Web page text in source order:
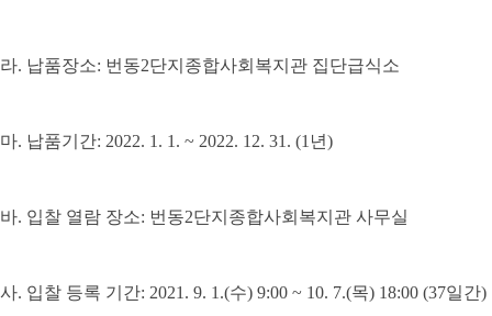
라. 납품장소: 번동2단지종합사회복지관 집단급식소
마. 납품기간: 2022. 1. 1. ~ 2022. 12. 31. (1 년)
바. 입찰 열람 장소: 번동2단지종합사회복지관 사무실
사. 입찰 등록 기간: 2021. 9. 1.(수) 9:00 ~ 10. 7.(목) 18:00 (37일간)